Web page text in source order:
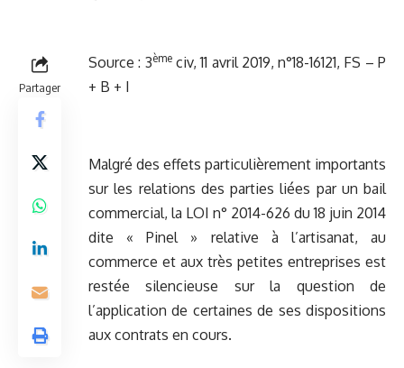
Partager
Source : 3èmeciv, 11 avril 2019, n°18-16121, FS – P
+ B + I
Malgré des effets particulièrement importants
sur les relations des parties liées par un bail
commercial, la LOI n° 2014-626 du 18 juin 2014
dite « Pinel » relative à l’artisanat, au
commerce et aux très petites entreprises est
restée silencieuse sur la question de
l’application de certaines de ses dispositions
aux contrats en cours.